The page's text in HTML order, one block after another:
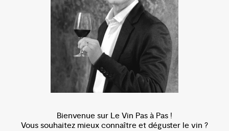
Bienvenue sur Le Vin Pas à Pas !
Vous souhaitez mieux connaître et déguster le vin ?